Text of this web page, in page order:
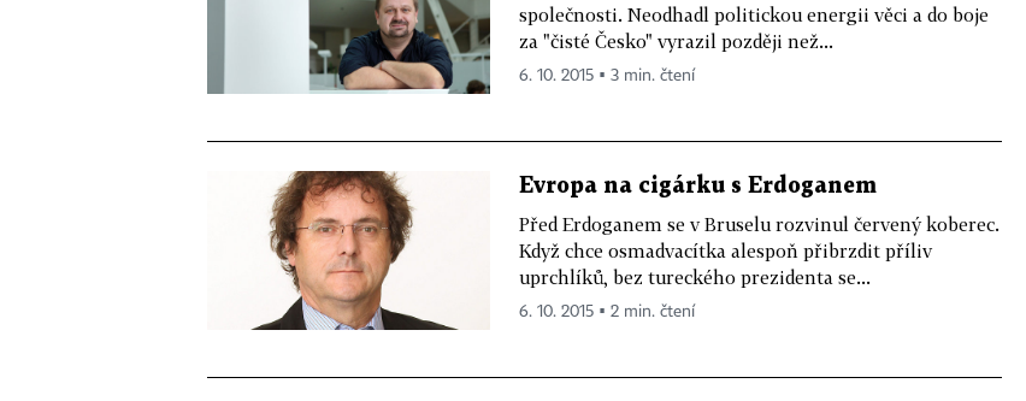
společnosti. Neodhadl politickou energii věci a do boje
za "čisté Česko" vyrazil později než...
6. 10. 2015 ▪ 3 min. čtení
Evropa na cigárku s Erdoganem
Před Erdoganem se v Bruselu rozvinul červený koberec.
Když chce osmadvacítka alespoň přibrzdit příliv
uprchlíků, bez tureckého prezidenta se...
6. 10. 2015 ▪ 2 min. čtení